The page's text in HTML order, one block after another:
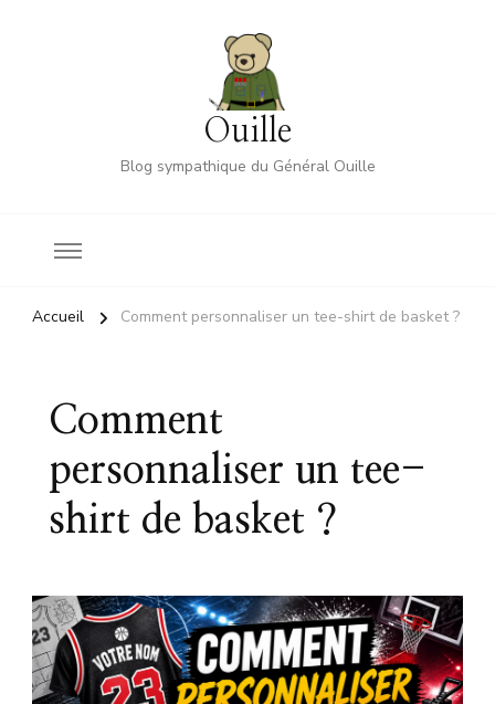
Ouille
Blog sympathique du Général Ouille
Accueil Comment personnaliser un tee-shirt de basket ?
Comment
personnaliser un tee-
shirt de basket ?